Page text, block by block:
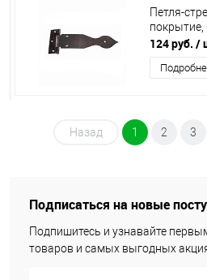
Петля-
покрытие,
124 руб. /
Назад 1 2 3
Подписаться на новые
Подпишитесь и узнавайте
товаров и самых выгодных